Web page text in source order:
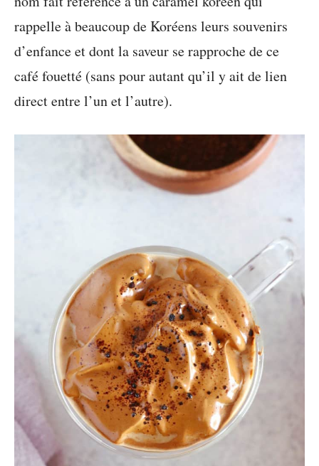
rappelle à beaucoup de Koréens leurs souvenirs
d’enfance et dont la saveur se rapproche de ce
café fouetté (sans pour autant qu’il y ait de lien
direct entre l’un et l’autre).